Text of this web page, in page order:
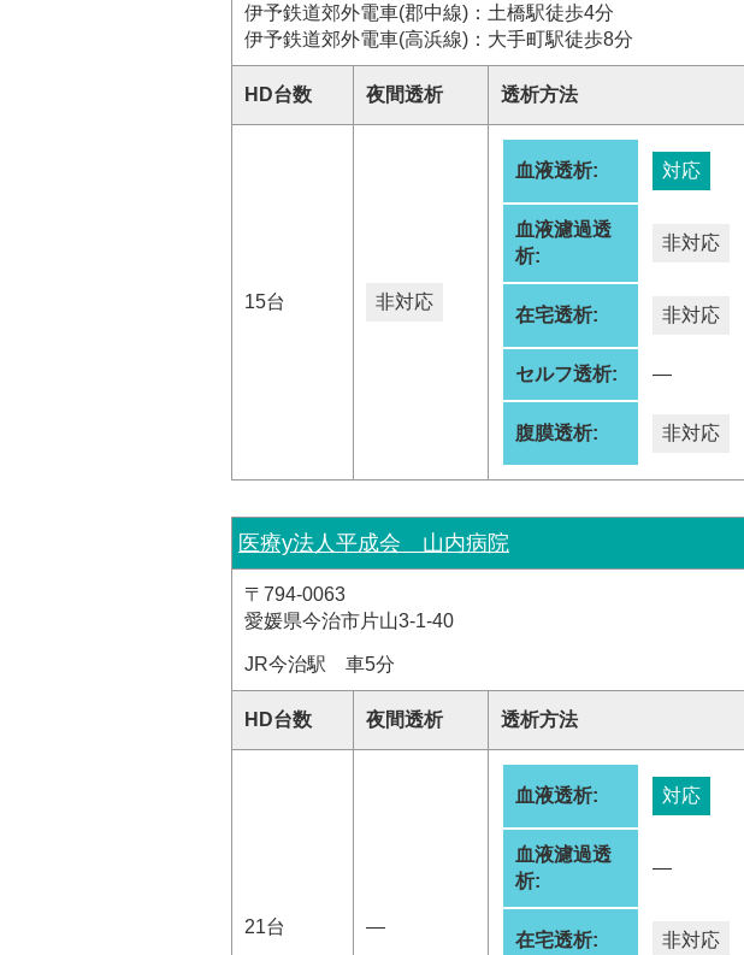
伊予鉄道郊外電車(郡中線)：土橋駅徒歩4分
伊予鉄道郊外電車(高浜線)：大手町駅徒歩8分
HD台数 夜間透析 透析方法
15台 非対応
血液透析: 対応
血液濾過透
析:
非対応
在宅透析: 非対応
セルフ透析: ―
腹膜透析: 非対応
医療y法人平成会 山内病院
〒794-0063
愛媛県今治市片山3-1-40
JR今治駅 車5分
HD台数 夜間透析 透析方法
21台 ―
血液透析: 対応
血液濾過透
析:
―
在宅透析: 非対応